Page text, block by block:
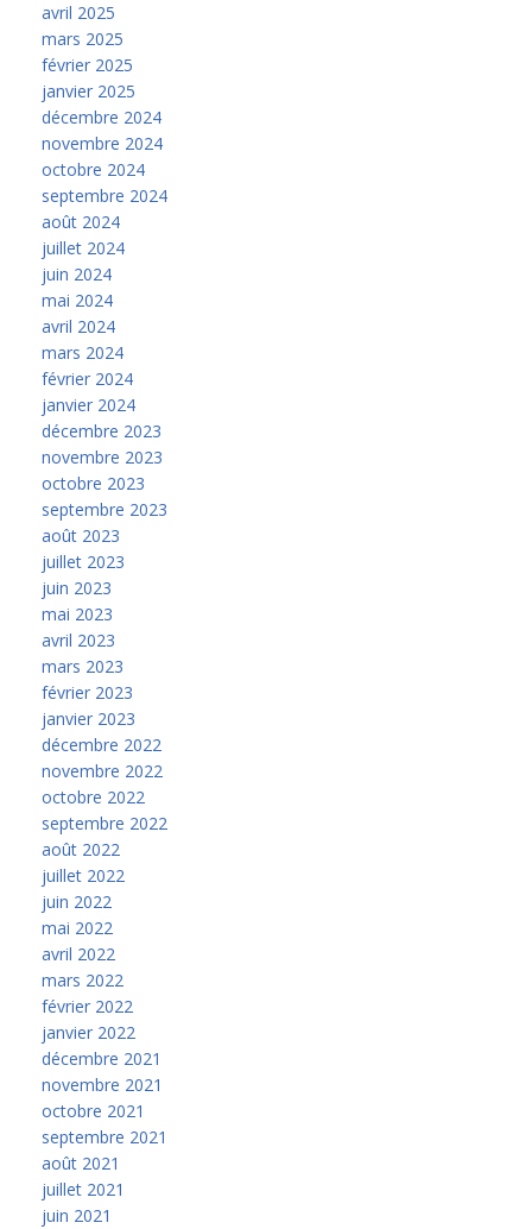
avril 2025
mars 2025
février 2025
janvier 2025
décembre 2024
novembre 2024
octobre 2024
septembre 2024
août 2024
juillet 2024
juin 2024
mai 2024
avril 2024
mars 2024
février 2024
janvier 2024
décembre 2023
novembre 2023
octobre 2023
septembre 2023
août 2023
juillet 2023
juin 2023
mai 2023
avril 2023
mars 2023
février 2023
janvier 2023
décembre 2022
novembre 2022
octobre 2022
septembre 2022
août 2022
juillet 2022
juin 2022
mai 2022
avril 2022
mars 2022
février 2022
janvier 2022
décembre 2021
novembre 2021
octobre 2021
septembre 2021
août 2021
juillet 2021
juin 2021